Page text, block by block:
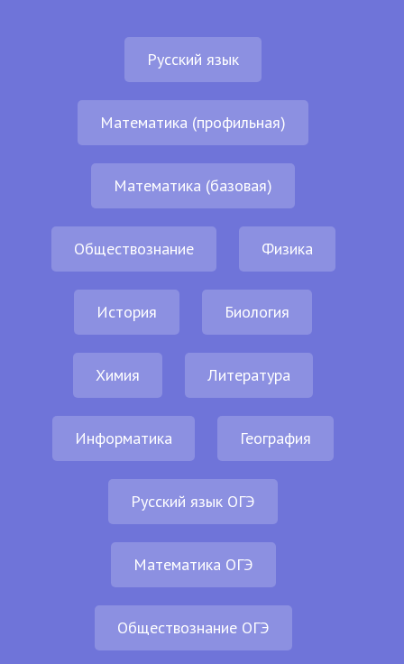
Русский язык
Математика (профильная)
Математика (базовая)
Обществознание Физика
История Биология
Химия Литература
Информатика География
Русский язык ОГЭ
Математика ОГЭ
Обществознание ОГЭ